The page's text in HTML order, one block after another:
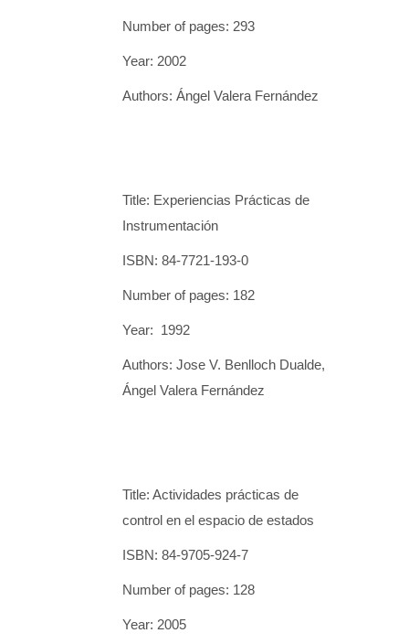
Number of pages: 293
Year: 2002
Authors: Ángel Valera Fernández
Title: Experiencias Prácticas de
Instrumentación
ISBN: 84-7721-193-0
Number of pages: 182
Year: 1992
Authors: Jose V. Benlloch Dualde,
Ángel Valera Fernández
Title: Actividades prácticas de
control en el espacio de estados
ISBN: 84-9705-924-7
Number of pages: 128
Year: 2005